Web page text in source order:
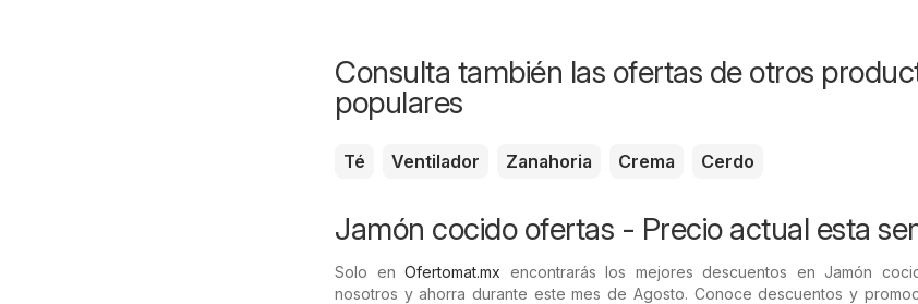
Consulta también las ofertas de otros
populares
Té Ventilador Zanahoria Crema Cerdo
Jamón cocido ofertas - Precio actual esta
Solo enOfertomat.mx encontrarás los mejores descuentos en Jamón
nosotros y ahorra durante este mes de Agosto. Conoce descuentos y